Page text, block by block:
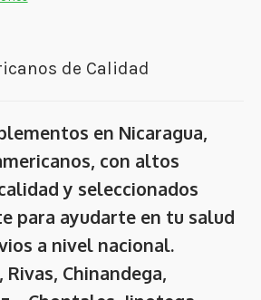
de Calidad
en Nicaragua,
con altos
y seleccionados
para ayudarte en tu salud
a nivel nacional.
Rivas, Chinandega,